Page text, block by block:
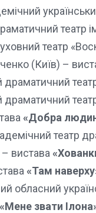
театр
театр
(Київ) –
«Добра
театр
вистава
«Там
обласний
«Мене звати